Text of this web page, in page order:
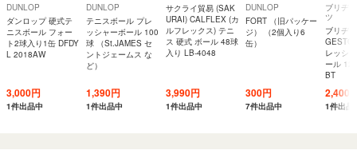
DUNLOP
ダンロップ 硬式テ
ニスボール フォー
ト2球入り1缶 DFDY
L 2018AW
3,000円
1件出品中
DUNLOP
テニスボール プレ
ッシャーボール 100
球 （St.JAMES セ
ントジェームス な
ど）
1,390円
1件出品中
サクライ貿易 (SAK
URAI) CALFLEX (カ
ルフレックス) テニ
ス 硬式 ボール 48球
入り LB-4048
3,990円
1件出品中
DUNLOP
FORT （旧パッケー
ジ） （2個入り6
缶）
300円
7件出品中
ブリヂ
ツ
ブリヂ
レッシ
ール 12
BT
2,400
1件出品